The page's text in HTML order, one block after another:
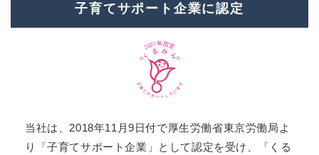
子育てサポート企業に認定
当社は、2018年11月9日付で厚生労働省東京労働局よ
り「子育てサポート企業」として認定を受け、「くる